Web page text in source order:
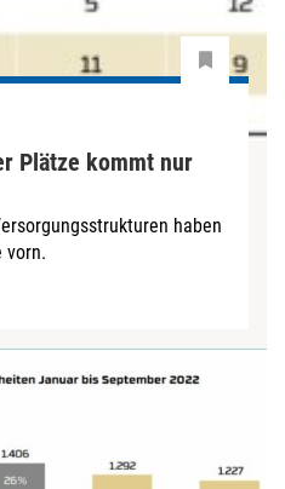
Plätze kommt nur
haben
vorn.